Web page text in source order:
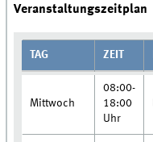
Veranstaltungszeitplan
TAG ZEIT
Mittwoch
08:00-
18:00
Uhr